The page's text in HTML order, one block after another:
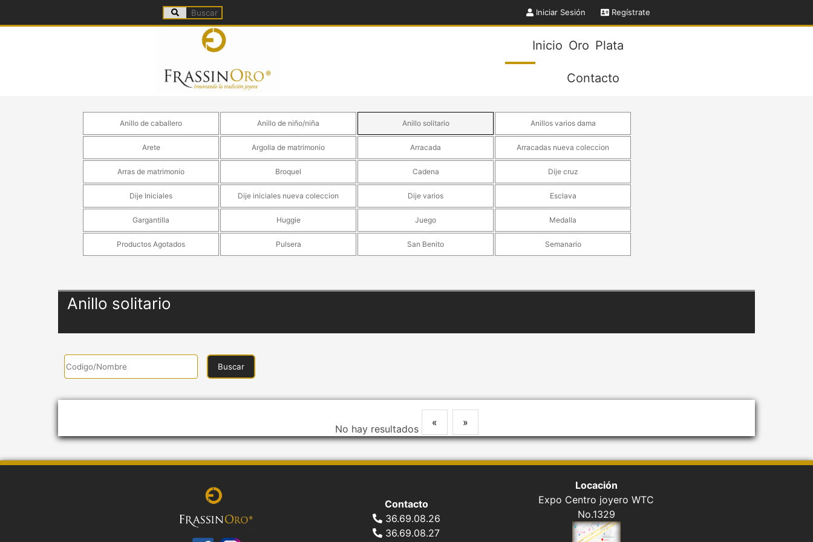
Iniciar Sesión Regístrate
Inicio Oro Plata
Contacto
Anillo de caballero Anillo de niño/niña Anillo solitario Anillos varios dama
Arete Argolla de matrimonio Arracada Arracadas nueva coleccion
Arras de matrimonio Broquel Cadena Dije cruz
Dije Iniciales Dije iniciales nueva coleccion Dije varios Esclava
Gargantilla Huggie Juego Medalla
Productos Agotados Pulsera San Benito Semanario
Anillo solitario
Buscar
No hay resultados
« »
Contacto
36.69.08.26
36.69.08.27
Locación
Expo Centro joyero WTC
No.1329